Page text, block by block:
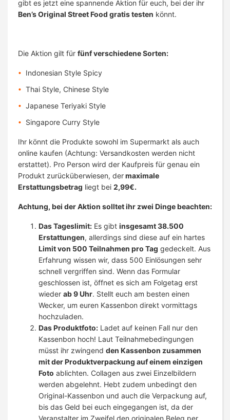
gibt es jetzt eine spannende Aktion für euch, bei der ihr
Ben’s Original Street Food gratis testen könnt.
Die Aktion gilt für fünf verschiedene Sorten:
Indonesian Style Spicy
Thai Style, Chinese Style
Japanese Teriyaki Style
Singapore Curry Style
Ihr könnt die Produkte sowohl im Supermarkt als auch
online kaufen (Achtung: Versandkosten werden nicht
erstattet). Pro Person wird der Kaufpreis für genau ein
Produkt zurücküberwiesen, dermaximale
Erstattungsbetrag liegt bei 2,99€.
Achtung, bei der Aktion solltet ihr zwei Dinge beachten:
Das Tageslimit: Es gibt insgesamt 38.500
Erstattungen, allerdings sind diese auf ein hartes
Limit von 500 Teilnahmen pro Tag gedeckelt. Aus
Erfahrung wissen wir, dass 500 Einlösungen sehr
schnell vergriffen sind. Wenn das Formular
geschlossen ist, öffnet es sich am Folgetag erst
wieder ab 9 Uhr. Stellt euch am besten einen
Wecker, um euren Kassenbon direkt vormittags
hochzuladen.
Das Produktfoto: Ladet auf keinen Fall nur den
Kassenbon hoch! Laut Teilnahmebedingungen
müsst ihr zwingend den Kassenbon zusammen
mit der Produktverpackung auf einem einzigen
Foto ablichten. Collagen aus zwei Einzelbildern
werden abgelehnt. Hebt zudem unbedingt den
Original-Kassenbon und auch die Verpackung auf,
bis das Geld bei euch eingegangen ist, da der